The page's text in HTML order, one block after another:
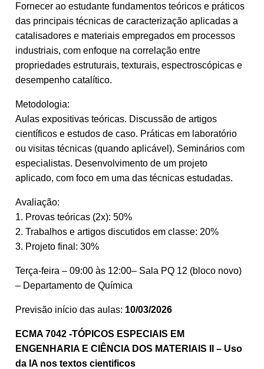
Fornecer ao estudante fundamentos teóricos e práticos
das principais técnicas de caracterização aplicadas a
catalisadores e materiais empregados em processos
industriais, com enfoque na correlação entre
propriedades estruturais, texturais, espectroscópicas e
desempenho catalítico.
Metodologia:
Aulas expositivas teóricas. Discussão de artigos
científicos e estudos de caso. Práticas em laboratório
ou visitas técnicas (quando aplicável). Seminários com
especialistas. Desenvolvimento de um projeto
aplicado, com foco em uma das técnicas estudadas.
Avaliação:
1. Provas teóricas (2x): 50%
2. Trabalhos e artigos discutidos em classe: 20%
3. Projeto final: 30%
Terça-feira – 09:00 às 12:00– Sala PQ 12 (bloco novo)
– Departamento de Química
Previsão início das aulas: 10/03/2026
ECMA 7042 -TÓPICOS ESPECIAIS EM
ENGENHARIA E CIÊNCIA DOS MATERIAIS II – Uso
da IA nos textos cientificos